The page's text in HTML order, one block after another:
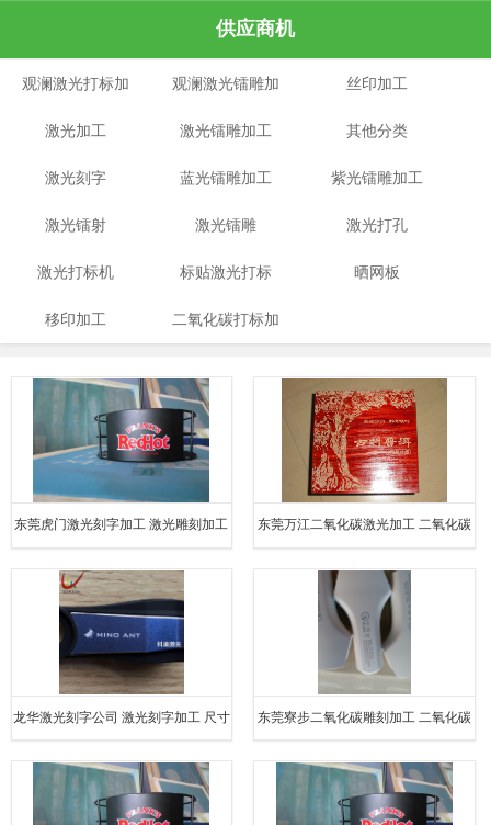
供应商机
观澜激光打标加
工
观澜激光镭雕加
工
丝印加工
激光加工 激光镭雕加工 其他分类
激光刻字 蓝光镭雕加工 紫光镭雕加工
激光镭射 激光镭雕 激光打孔
激光打标机 标贴激光打标 晒网板
移印加工 二氧化碳打标加
东莞虎门激光刻字加工 激光雕刻加工 东莞万江二氧化碳激光加工 二氧化碳
龙华激光刻字公司 激光刻字加工 尺寸 东莞寮步二氧化碳雕刻加工 二氧化碳